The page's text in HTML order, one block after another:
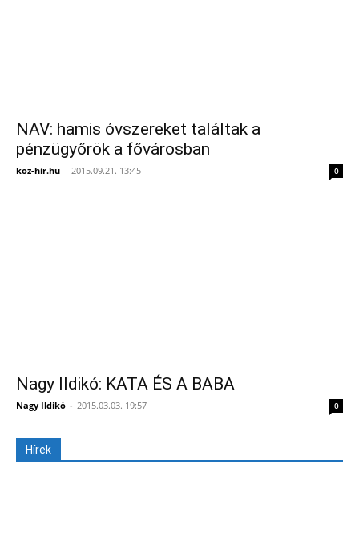
NAV: hamis óvszereket találtak a
pénzügyőrök a fővárosban
koz-hir.hu - 2015.09.21. 13:45 0
Nagy Ildikó: KATA ÉS A BABA
Nagy Ildikó - 2015.03.03. 19:57 0
Hírek